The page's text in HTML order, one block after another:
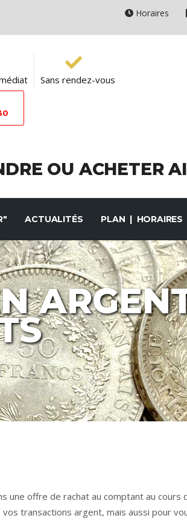
Horaires
Sans rendez-vous
OU ACHETER
ACTUALITÉS PLAN |
offre de rachat au comptant au cours
transactions argent, mais aussi pour